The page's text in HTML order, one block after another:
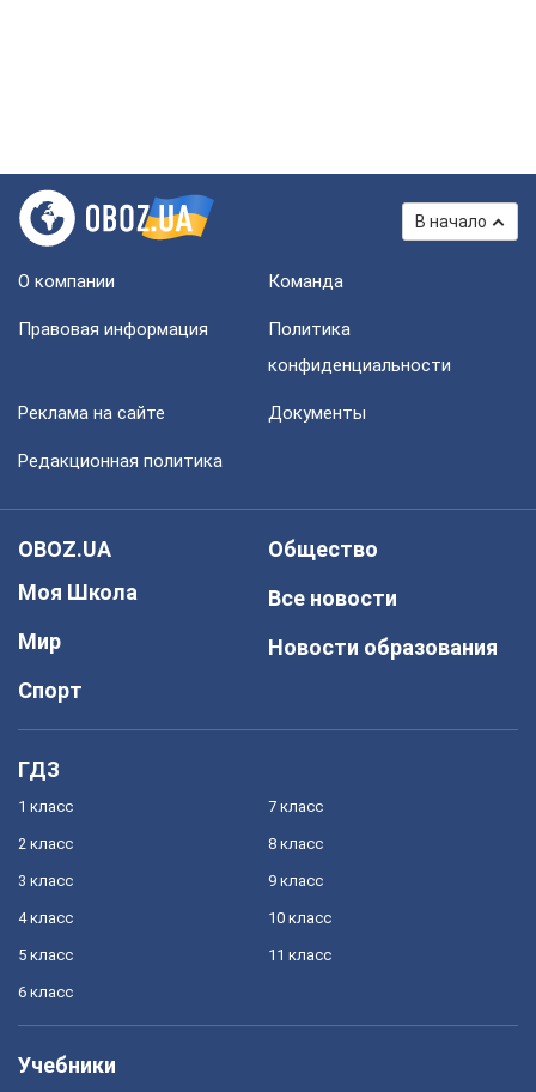
В начало
О компании Команда
Правовая информация
Политика
конфиденциальности
Реклама на сайте Документы
Редакционная политика
OBOZ.UA
Моя Школа
Мир
Спорт
Общество
Все новости
Новости образования
ГДЗ
1 класс
2 класс
3 класс
4 класс
5 класс
6 класс
7 класс
8 класс
9 класс
10 класс
11 класс
Учебники